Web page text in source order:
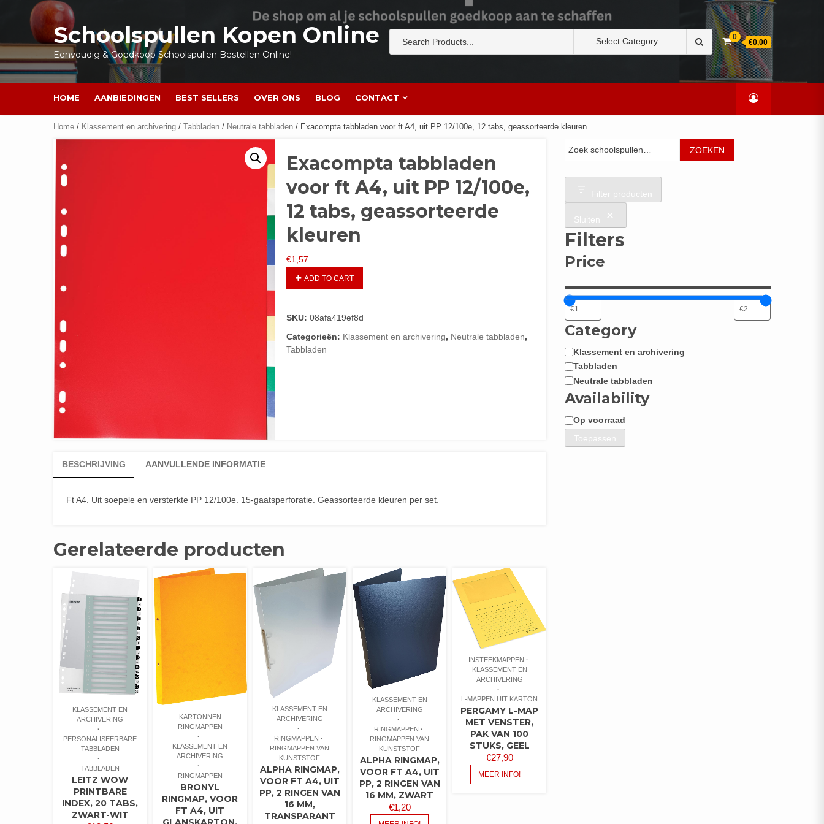
inhoud
Schoolspullen Kopen Online
Eenvoudig & Goedkoop Schoolspullen Bestellen Online!
naar:
0
€0,00
HOME AANBIEDINGEN BEST SELLERS OVER ONS BLOG CONTACT
Home / Klassement en archivering / Tabbladen / Neutrale tabbladen / Exacompta tabbladen voor ft A4, uit PP 12/100e, 12 tabs, geassorteerde kleuren
Exacompta tabbladen
voor ft A4, uit PP 12/100e,
12 tabs, geassorteerde
kleuren
€1,57
ADD TO CART
SKU: 08afa419ef8d
Categorieën: Klassement en archivering, Neutrale tabbladen,
Tabbladen
BESCHRIJVING AANVULLENDE INFORMATIE
Ft A4. Uit soepele en versterkte PP 12/100e. 15-gaatsperforatie. Geassorteerde kleuren per set.
Gerelateerde producten
KLASSEMENT EN
ARCHIVERING
PERSONALISEERBARE
TABBLADEN
TABBLADEN
LEITZ WOW
PRINTBARE
INDEX, 20 TABS,
ZWART-WIT
KARTONNEN
RINGMAPPEN
KLASSEMENT EN
ARCHIVERING
RINGMAPPEN
BRONYL
RINGMAP, VOOR
FT A4, UIT
KLASSEMENT EN
ARCHIVERING
RINGMAPPEN
RINGMAPPEN VAN
KUNSTSTOF
ALPHA RINGMAP,
VOOR FT A4, UIT
PP, 2 RINGEN VAN
16 MM,
TRANSPARANT
KLASSEMENT EN
ARCHIVERING
RINGMAPPEN
RINGMAPPEN VAN
KUNSTSTOF
ALPHA RINGMAP,
VOOR FT A4, UIT
PP, 2 RINGEN VAN
16 MM, ZWART
€1,20
INSTEEKMAPPEN
KLASSEMENT EN
ARCHIVERING
L-MAPPEN UIT KARTON
PERGAMY L-MAP
MET VENSTER,
PAK VAN 100
STUKS, GEEL
€27,90
MEER INFO!
ZOEKEN
Filter producten
Sluiten
Filters
Price
Category
Categorie
Klassement en archivering
Tabbladen
Neutrale tabbladen
Availability
Beschikbaarheid
Op voorraad
Toepassen